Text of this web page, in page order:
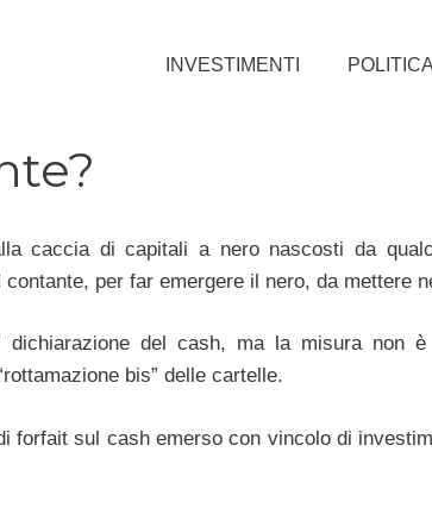
INVESTIMENTI
caccia di capitali a nero nascosti da
contante, per far emergere il nero, da mettere
dichiarazione del cash, ma la misura non
bis” delle cartelle.
forfait sul cash emerso con vincolo di